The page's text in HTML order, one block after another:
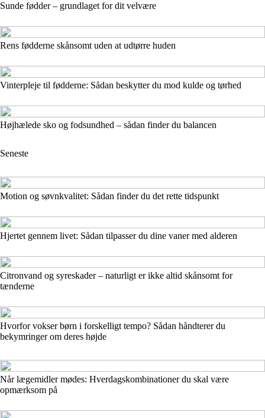
Sunde fødder – grundlaget for dit velvære
Rens fødderne skånsomt uden at udtørre huden
Vinterpleje til fødderne: Sådan beskytter du mod kulde og tørhed
Højhælede sko og fodsundhed – sådan finder du balancen
Seneste
Motion og søvnkvalitet: Sådan finder du det rette tidspunkt
Hjertet gennem livet: Sådan tilpasser du dine vaner med alderen
Citronvand og syreskader – naturligt er ikke altid skånsomt for
tænderne
Hvorfor vokser børn i forskelligt tempo? Sådan håndterer du
bekymringer om deres højde
Når lægemidler mødes: Hverdagskombinationer du skal være
opmærksom på